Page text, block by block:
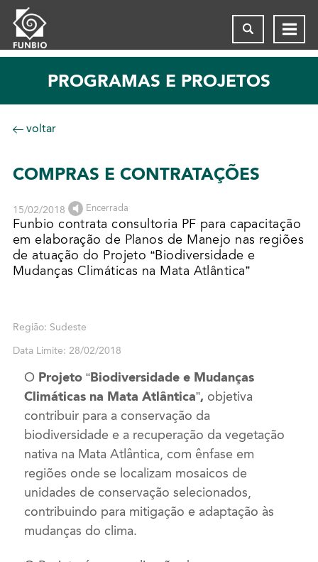
PROGRAMAS E PROJETOS
voltar
COMPRAS E CONTRATAÇÕES
15/02/2018 Encerrada
Funbio contrata consultoria PF para capacitação
em elaboração de Planos de Manejo nas regiões
de atuação do Projeto “Biodiversidade e
Mudanças Climáticas na Mata Atlântica”
Região: Sudeste
Data Limite: 28/02/2018
O Projeto “Biodiversidade e Mudanças
Climáticas na Mata Atlântica”, objetiva
contribuir para a conservação da
biodiversidade e a recuperação da vegetação
nativa na Mata Atlântica, com ênfase em
regiões onde se localizam mosaicos de
unidades de conservação selecionados,
contribuindo para mitigação e adaptação às
mudanças do clima.